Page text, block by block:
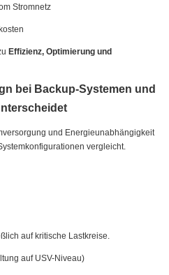
Stromnetz
Effizienz, Optimierung und
bei Backup-Systemen und
und Energieunabhängigkeit
vergleicht.
auf kritische Lastkreise.
auf USV-Niveau)